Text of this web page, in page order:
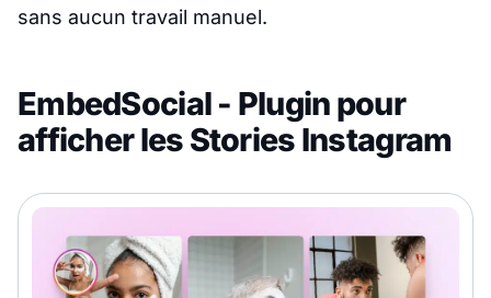
sans aucun travail manuel.
EmbedSocial - Plugin pour
afficher les Stories Instagram